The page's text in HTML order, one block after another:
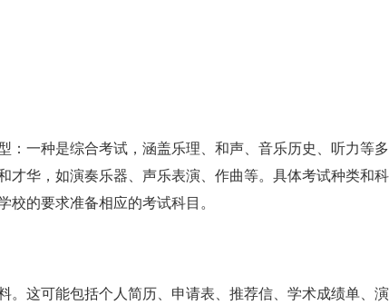
：一种是综合考试，涵盖乐理、和声、音乐历史、听力等
才华，如演奏乐器、声乐表演、作曲等。具体考试种类和
的要求准备相应的考试科目。
。这可能包括个人简历、申请表、推荐信、学术成绩单、